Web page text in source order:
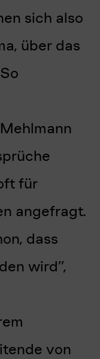
sich also
über das
für
angefragt.
dass
wird”,
von